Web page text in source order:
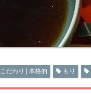
こだわり | 本格的 もり